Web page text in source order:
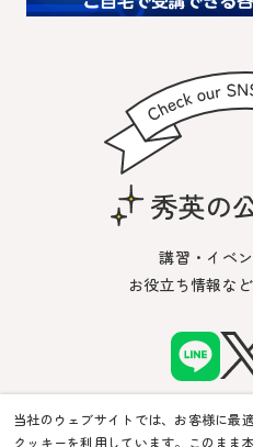
講習・イベ
お役立ち情報な
当社のウェブサイトでは、お客様に最
クッキーを利用しています。このまま